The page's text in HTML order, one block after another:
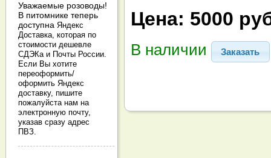
Цена: 5000
В наличии Заказать
Уважаемые розоводы!
В питомнике теперь
доступнаЯндекс
Доставка, которая по
стоимости дешевле
СДЭКа и Почты России.
Если Вы хотите
переоформить/
оформить Яндекс
доставку, пишите
пожалуйста нам на
электронную почту,
указав сразу адрес
ПВЗ.